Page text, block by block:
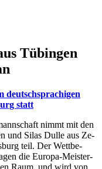
Tü­bin­gen
deutsch­spra­chi­gen
statt
nimmt mit den
und Si­las Dul­le aus Ze­
teil. Der Wett­be­
die Eu­ro­pa-Meis­ter­
Raum, und wird von